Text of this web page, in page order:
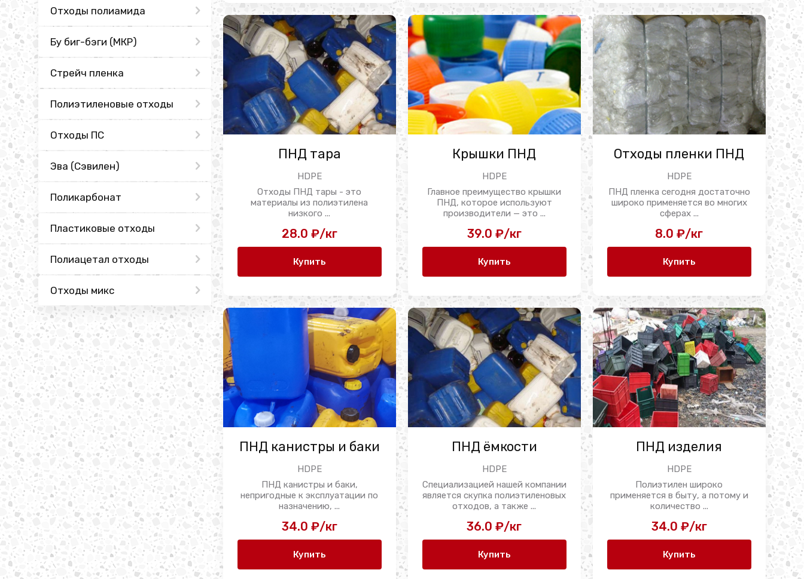
Отходы полиамида
Бу биг-бэги (МКР)
Стрейч пленка
Полиэтиленовые отходы
Отходы ПС
Эва (Сэвилен)
Поликарбонат
Пластиковые отходы
Полиацетал отходы
Отходы микс
ПНД тара
HDPE
Отходы ПНД тары - это
материалы из полиэтилена
низкого ...
28.0 ₽/кг
Купить
Крышки ПНД
HDPE
Главное преимущество крышки
ПНД, которое используют
производители — это ...
39.0 ₽/кг
Купить
Отходы пленки ПНД
HDPE
ПНД пленка сегодня достаточно
широко применяется во многих
сферах ...
8.0 ₽/кг
Купить
ПНД канистры и баки
HDPE
ПНД канистры и баки,
непригодные к эксплуатации по
назначению, ...
34.0 ₽/кг
Купить
ПНД ёмкости
HDPE
Специализацией нашей компании
является скупка полиэтиленовых
отходов, а также ...
36.0 ₽/кг
Купить
ПНД изделия
HDPE
Полиэтилен широко
применяется в быту, а потому и
количество ...
34.0 ₽/кг
Купить